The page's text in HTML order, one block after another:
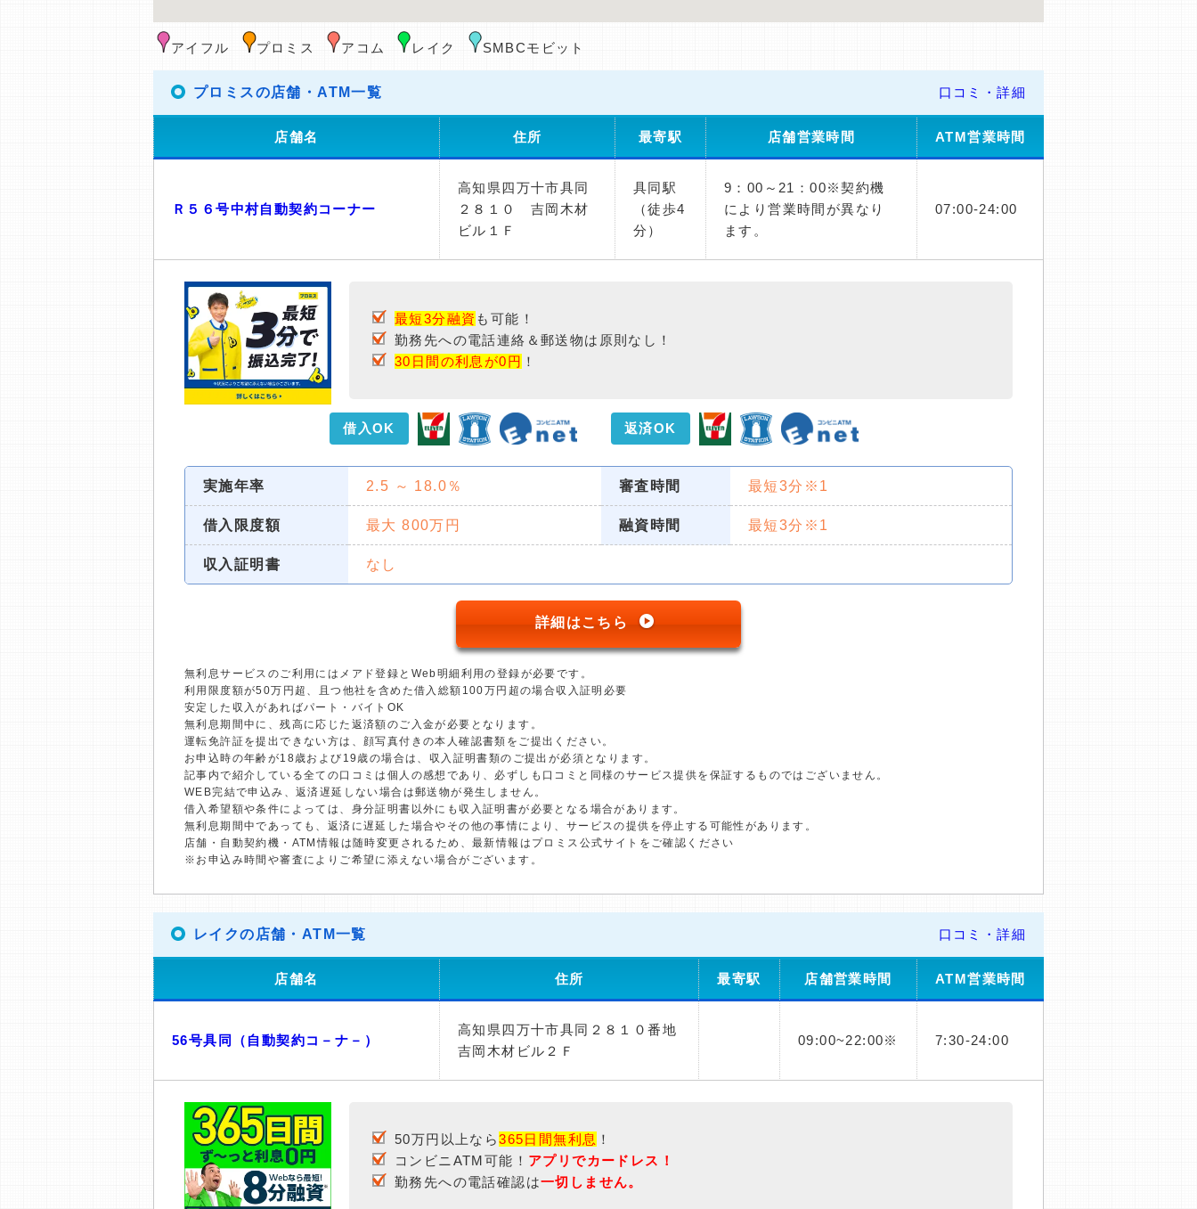
アイフル プロミス アコム レイク SMBCモビット
プロミスの店舗・ATM一覧 口コミ・詳細
店舗名 住所 最寄駅 店舗営業時間 ATM営業時間
Ｒ５６号中村自動契約コーナー
高知県四万十市具同
２８１０ 吉岡木材
ビル１Ｆ
具同駅
（徒歩4
分）
9：00～21：00※契約機
により営業時間が異なり
ます。
07:00-24:00
最短3分融資 も可能！
勤務先への電話連絡＆郵送物は原則なし！
30日間の利息が0円 ！
借入OK 返済OK
実施年率 2.5 ～ 18.0％ 審査時間 最短3分※1
借入限度額 最大 800万円 融資時間 最短3分※1
収入証明書 なし
詳細はこちら
無利息サービスのご利用にはメアド登録とWeb明細利用の登録が必要です。
利用限度額が50万円超、且つ他社を含めた借入総額100万円超の場合収入証明必要
安定した収入があればパート・バイトOK
無利息期間中に、残高に応じた返済額のご入金が必要となります。
運転免許証を提出できない方は、顔写真付きの本人確認書類をご提出ください。
お申込時の年齢が18歳および19歳の場合は、収入証明書類のご提出が必須となります。
記事内で紹介している全ての口コミは個人の感想であり、必ずしも口コミと同様のサービス提供を保証するものではございません。
WEB完結で申込み、返済遅延しない場合は郵送物が発生しません。
借入希望額や条件によっては、身分証明書以外にも収入証明書が必要となる場合があります。
無利息期間中であっても、返済に遅延した場合やその他の事情により、サービスの提供を停止する可能性があります。
店舗・自動契約機・ATM情報は随時変更されるため、最新情報はプロミス公式サイトをご確認ください
※お申込み時間や審査によりご希望に添えない場合がございます。
レイクの店舗・ATM一覧 口コミ・詳細
店舗名 住所 最寄駅 店舗営業時間 ATM営業時間
56号具同（自動契約コ－ナ－）
高知県四万十市具同２８１０番地
吉岡木材ビル２Ｆ
09:00~22:00※ 7:30-24:00
50万円以上なら365日間無利息 ！
コンビニATM可能！ アプリでカードレス！
勤務先への電話確認は一切しません。